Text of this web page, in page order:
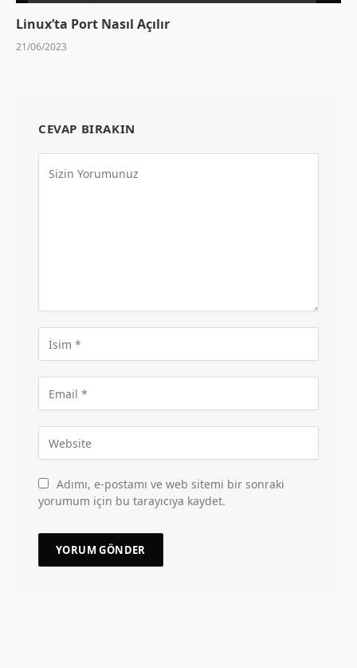
Linux’ta Port Nasıl Açılır
21/06/2023
CEVAP BIRAKIN
Adımı, e-postamı ve web sitemi bir sonraki
yorumum için bu tarayıcıya kaydet.